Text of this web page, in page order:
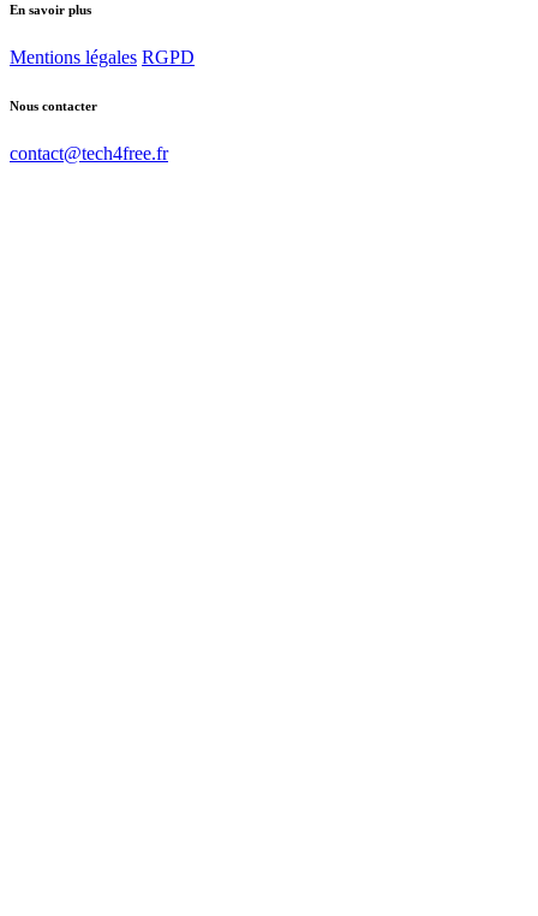
En savoir plus
Mentions légales RGPD
Nous contacter
contact@tech4free.fr